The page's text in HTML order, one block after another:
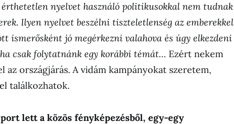
érthetetlen nyelvet használó politikusokkal nem tudnak
Ilyen nyelvet beszélni tiszteletlenség az emberekkel
ismerősként jó megérkezni valahova és úgy elkezdeni
csak folytatnánk egy korábbi témát… Ezért nekem
az országjárás. A vidám kampányokat szeretem,
találkozhatok.
lett a közös fényképezésből, egy-egy